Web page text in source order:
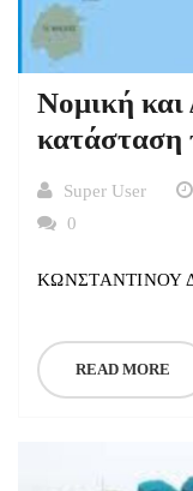
Νομική και
κατάσταση
Super User
0
ΚΩΝΣΤΑΝΤΙΝΟΥ
READ MORE